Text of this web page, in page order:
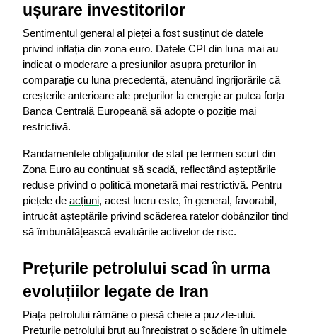
ușurare investitorilor
Sentimentul general al pieței a fost susținut de datele
privind inflația din zona euro. Datele CPI din luna mai au
indicat o moderare a presiunilor asupra prețurilor în
comparație cu luna precedentă, atenuând îngrijorările că
creșterile anterioare ale prețurilor la energie ar putea forța
Banca Centrală Europeană să adopte o poziție mai
restrictivă.
Randamentele obligațiunilor de stat pe termen scurt din
Zona Euro au continuat să scadă, reflectând așteptările
reduse privind o politică monetară mai restrictivă. Pentru
piețele de acțiuni, acest lucru este, în general, favorabil,
întrucât așteptările privind scăderea ratelor dobânzilor tind
să îmbunătățească evaluările activelor de risc.
Prețurile petrolului scad în urma
evoluțiilor legate de Iran
Piața petrolului rămâne o piesă cheie a puzzle-ului.
Prețurile petrolului brut au înregistrat o scădere în ultimele